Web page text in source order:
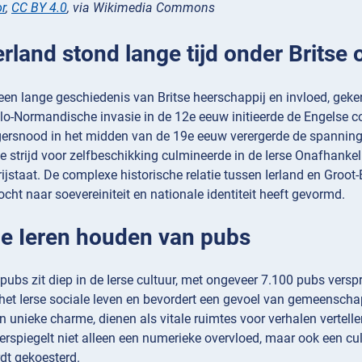
, CC BY 4.0, via Wikimedia Commons
stond lange tijd onder Britse
lange geschiedenis van Britse heerschappij en invloed,
Normandische invasie in de 12e eeuw initieerde de Engelse
in het midden van de 19e eeuw verergerde de
strijd voor zelfbeschikking culmineerde in de Ierse
De complexe historische relatie tussen Ierland en
naar soevereiniteit en nationale identiteit heeft gevormd.
Ieren houden van pubs
zit diep in de Ierse cultuur, met ongeveer 7.100 pubs
Ierse sociale leven en bevordert een gevoel van
unieke charme, dienen als vitale ruimtes voor verhalen
niet alleen een numerieke overvloed, maar ook een
gekoesterd.